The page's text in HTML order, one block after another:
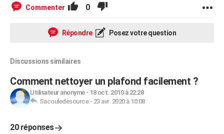
Commenter 0
Répondre Posez votre question
Discussions similaires
Comment nettoyer un plafond facilement ?
Utilisateur anonyme- 18 oct. 2010 à 22:28
Sacouledesource- 23 avr. 2020 à 10:08
20 réponses